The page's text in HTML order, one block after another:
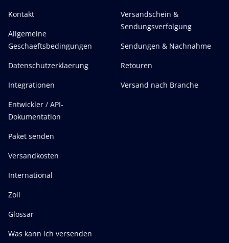
Kontakt
Allgemeine
Geschaeftsbedingungen
Datenschutzerklaerung
Integrationen
Entwickler / API-
Dokumentation
Paket senden
Versandkosten
International
Zoll
Glossar
Was kann ich versenden
Versandschein &
Sendungsverfolgung
Sendungen & Nachnahme
Retouren
Versand nach Branche